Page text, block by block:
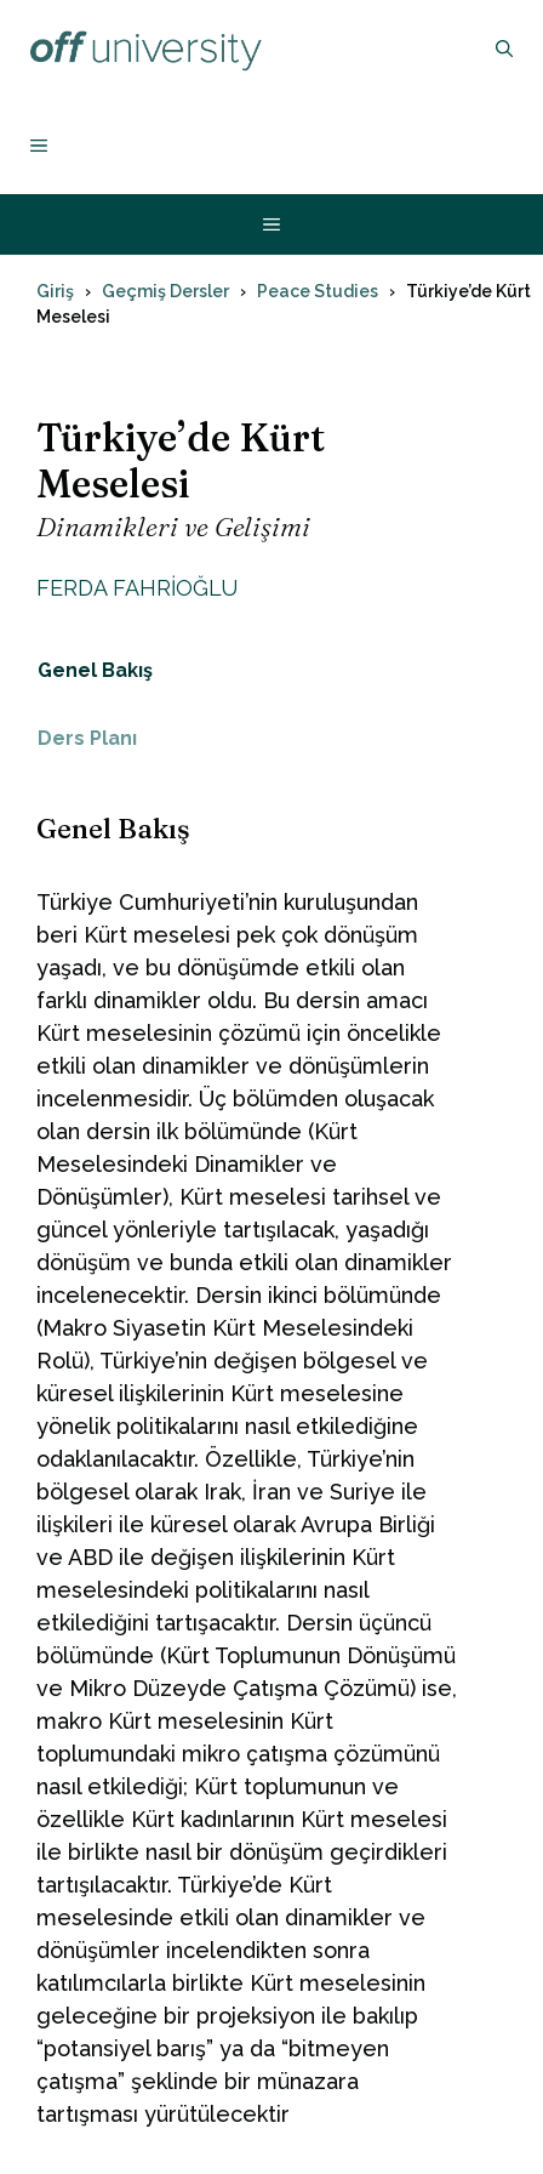
atla
MENU
Menu
Giriş Geçmiş Dersler Peace Studies
Türkiye’de Kürt
Meselesi
Türkiye’de Kürt
Meselesi
Dinamikleri ve Gelişimi
FERDA FAHRİOĞLU
Genel Bakış
Ders Planı
Genel Bakış
Türkiye Cumhuriyeti’nin kuruluşundan
beri Kürt meselesi pek çok dönüşüm
yaşadı, ve bu dönüşümde etkili olan
farklı dinamikler oldu. Bu dersin amacı
Kürt meselesinin çözümü için öncelikle
etkili olan dinamikler ve dönüşümlerin
incelenmesidir. Üç bölümden oluşacak
olan dersin ilk bölümünde (Kürt
Meselesindeki Dinamikler ve
Dönüşümler), Kürt meselesi tarihsel ve
güncel yönleriyle tartışılacak, yaşadığı
dönüşüm ve bunda etkili olan dinamikler
incelenecektir. Dersin ikinci bölümünde
(Makro Siyasetin Kürt Meselesindeki
Rolü), Türkiye’nin değişen bölgesel ve
küresel ilişkilerinin Kürt meselesine
yönelik politikalarını nasıl etkilediğine
odaklanılacaktır. Özellikle, Türkiye’nin
bölgesel olarak Irak, İran ve Suriye ile
ilişkileri ile küresel olarak Avrupa Birliği
ve ABD ile değişen ilişkilerinin Kürt
meselesindeki politikalarını nasıl
etkilediğini tartışacaktır. Dersin üçüncü
bölümünde (Kürt Toplumunun Dönüşümü
ve Mikro Düzeyde Çatışma Çözümü) ise,
makro Kürt meselesinin Kürt
toplumundaki mikro çatışma çözümünü
nasıl etkilediği; Kürt toplumunun ve
özellikle Kürt kadınlarının Kürt meselesi
ile birlikte nasıl bir dönüşüm geçirdikleri
tartışılacaktır. Türkiye’de Kürt
meselesinde etkili olan dinamikler ve
dönüşümler incelendikten sonra
katılımcılarla birlikte Kürt meselesinin
geleceğine bir projeksiyon ile bakılıp
“potansiyel barış” ya da “bitmeyen
çatışma” şeklinde bir münazara
tartışması yürütülecektir